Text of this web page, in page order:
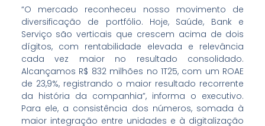
“O mercado reconheceu nosso movimento de
diversificação de portfólio. Hoje, Saúde, Bank e
Serviço são verticais que crescem acima de dois
dígitos, com rentabilidade elevada e relevância
cada vez maior no resultado consolidado.
Alcançamos R$ 832 milhões no 1T25, com um ROAE
de 23,9%, registrando o maior resultado recorrente
da história da companhia”, informa o executivo.
Para ele, a consistência dos números, somada à
maior integração entre unidades e à digitalização